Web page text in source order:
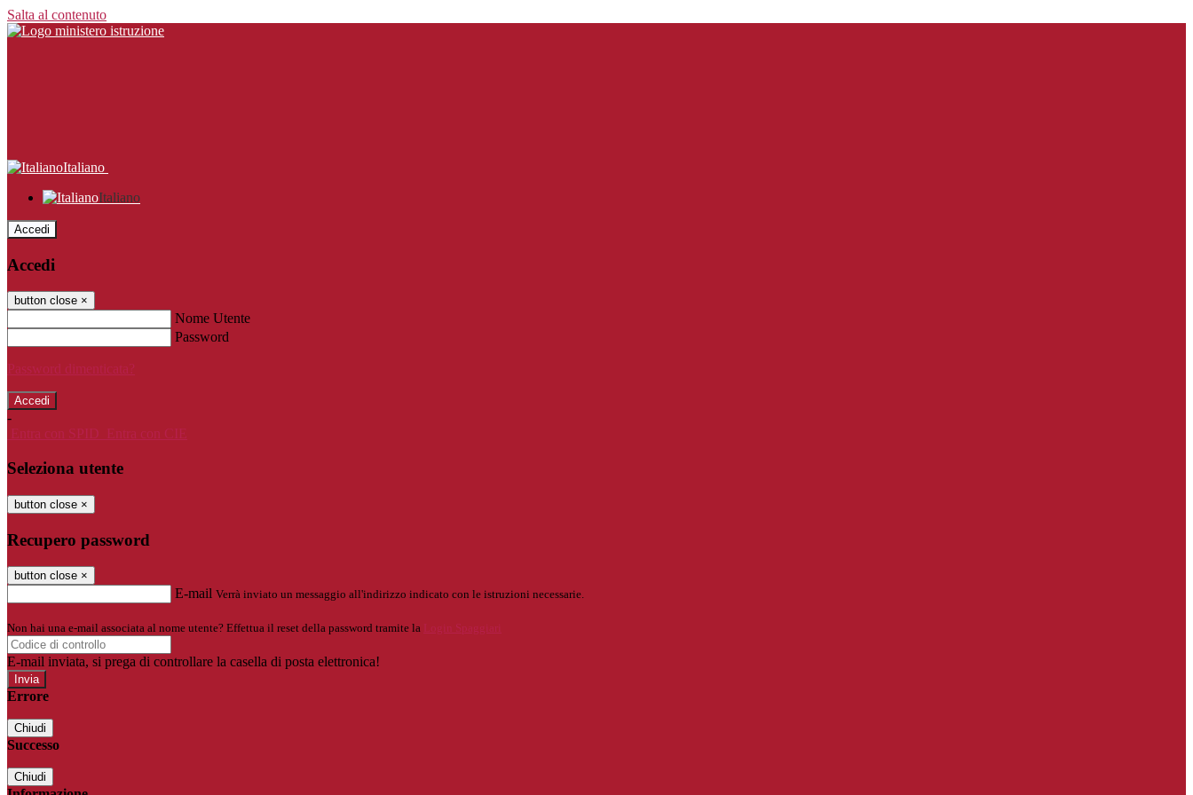
Salta al contenuto
Italiano
Italiano
Accedi
Accedi
button close ×
Nome Utente
Password
Password dimenticata?
-
Entra con SPID
Entra con CIE
Seleziona utente
button close ×
Recupero password
button close ×
E-mail Verrà inviato un messaggio all'indirizzo indicato con le istruzioni necessarie.
Non hai una e-mail associata al nome utente? Effettua il reset della password tramite la Login Spaggiari
E-mail inviata, si prega di controllare la casella di posta elettronica!
Errore
Chiudi
Successo
Chiudi